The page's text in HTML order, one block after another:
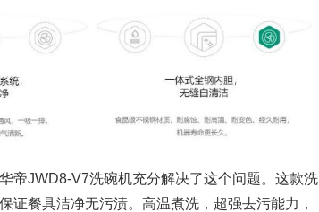
帝JWD8-V7洗碗机充分解决了这个问题。这款洗
证餐具洁净无污渍。高温煮洗，超强去污能力，